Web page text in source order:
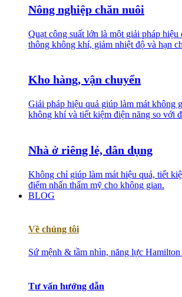
Nông nghiệp chăn nuôi
Quạt công suất lớn là một giải pháp hiệu
thông không khí, giảm nhiệt độ và hạn
Kho hàng, vận chuyển
Giải pháp hiệu quả giúp làm mát không
không khí và tiết kiệm điện năng so với
Nhà ở riêng lẻ, dân dụng
Không chỉ giúp làm mát hiệu quả, tiết
điểm nhấn thẩm mỹ cho không gian.
BLOG
Về chúng tôi
Sứ mệnh & tầm nhìn, năng lực
Tư vấn hướng dẫn